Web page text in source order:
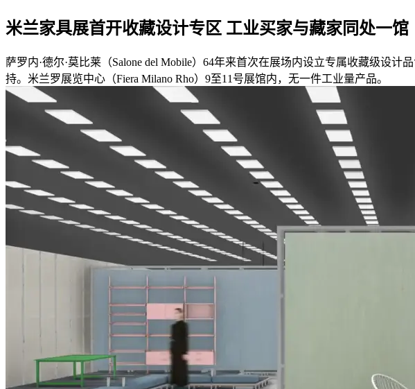
米兰家具展首开收藏设计专区 工业买家与藏家同处一馆
萨罗内·德尔·莫比莱（Salone del Mobile）64年来首次在展场内设立专属收藏级设计
持。米兰罗展览中心（Fiera Milano Rho）9至11号展馆内，无一件工业量产品。